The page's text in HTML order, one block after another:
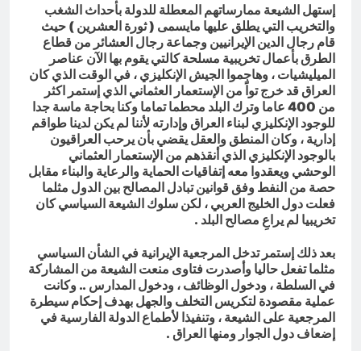
إستهل الشيعة ممارساتهم المعطلة للدولة بأحداث الشغب
والتخريب التي يطلق عليها مايسمى ( ثورة العشرين ) حيث
قام رجال الدين الإيرانيين وجماعة رجال العشائر من قطاع
الطرق بأعمال تخريبية مسلحة كالتي يقوم بها الآن عناصر
الميليشيات ، وهاجموا الجيش الإنكليزي ، في الوقت الذي كان
العراق قد خرج تواً من الإستعمار العثماني الذي إستمر اكثر
من 400 عاما وترك البلد محطما تماما وكنا بحاجة ماسة جدا
للوجود الإنكليزي لبناء العراق وإدارته لأننا لم يكن لدينا طواقم
إدارية ، وكان المنطق والعقل يقضي بأن يرحب العراقيون
بالوجود الإنكليزي الذي أنقذهم من الإستعمار العثماني
الوحشي ويعقدوا معه إتفاقيات الحماية والرعاية والبناء مقابل
حصة من النفط وفق قوانين تبادل المصالح بين الدول مثلما
فعلت دول الخليج العربي ، لكن سلوك الشيعة السياسي كان
تخريبيا لم يراعِ مصالح البلد .
بعد ذلك إستمر تدخل المرجعية الإيرانية في الشأن السياسي
مثلما تفعل حاليا وأصدرت فتاوى منعت الشيعة من المشاركة
في السلطة ، ودخول الوظائف ، ودخول المدارس .. وكانت
عملية مقصودة لتكريس التخلف والجهل بهدف إحكام سيطرة
المرجعية على الشيعة ، وتنفيذا لأطماع الدولة الفارسية في
إضعاف دول الجوار ومنها العراق .